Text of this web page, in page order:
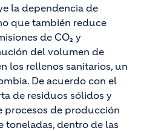
la dependencia de
que también reduce
de CO₂ y
del volumen de
los rellenos sanitarios, un
De acuerdo con el
de residuos sólidos y
procesos de producción
toneladas, dentro de las